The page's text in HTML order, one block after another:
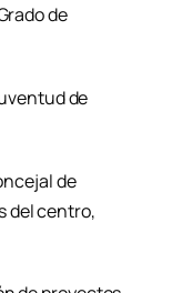
de
de
de
del centro,